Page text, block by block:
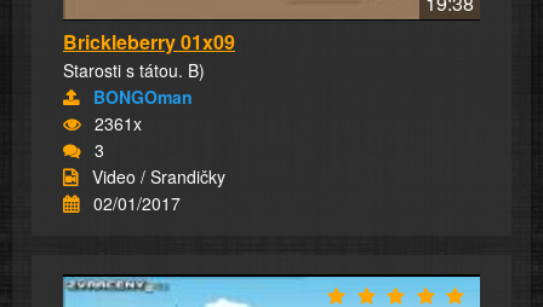
Brickleberry 01x09
Starosti s tátou. B)
BONGOman
2361x
3
Video / Srandičky
02/01/2017